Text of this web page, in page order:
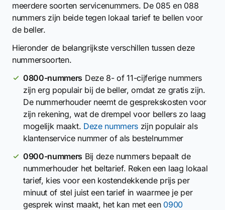
meerdere soorten servicenummers. De 085 en 088
nummers zijn beide tegen lokaal tarief te bellen voor
de beller.
Hieronder de belangrijkste verschillen tussen deze
nummersoorten.
0800-nummers Deze 8- of 11-cijferige nummers
zijn erg populair bij de beller, omdat ze gratis zijn.
De nummerhouder neemt de gesprekskosten voor
zijn rekening, wat de drempel voor bellers zo laag
mogelijk maakt. Deze nummers zijn populair als
klantenservice nummer of als bestelnummer
0900-nummers Bij deze nummers bepaalt de
nummerhouder het beltarief. Reken een laag lokaal
tarief, kies voor een kostendekkende prijs per
minuut of stel juist een tarief in waarmee je per
gesprek winst maakt, het kan met een 0900